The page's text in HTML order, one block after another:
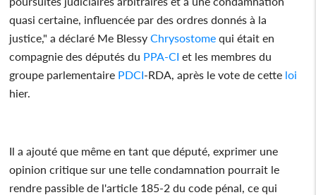
quasi certaine, influencée par des ordres donnés à la
justice," a déclaré Me BlessyChrysostome qui était en
compagnie des députés du PPA-CI et les membres du
groupe parlementaire PDCI-RDA, après le vote de cette loi
hier.
Il a ajouté que même en tant que député, exprimer une
opinion critique sur une telle condamnation pourrait le
rendre passible de l'article 185-2 du code pénal, ce qui